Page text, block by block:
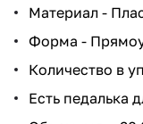
Материал -
Форма -
Количество в
Есть педалька